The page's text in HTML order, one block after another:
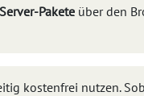
Server-Pakete über den
kostenfrei nutzen.